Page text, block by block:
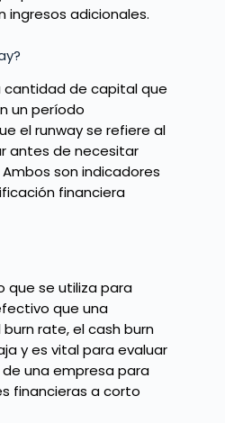
ingresos adicionales.
cantidad de capital que
un período
el runway se refiere al
antes de necesitar
son indicadores
financiera
que se utiliza para
que una
rate, el cash burn
y es vital para evaluar
una empresa para
financieras a corto